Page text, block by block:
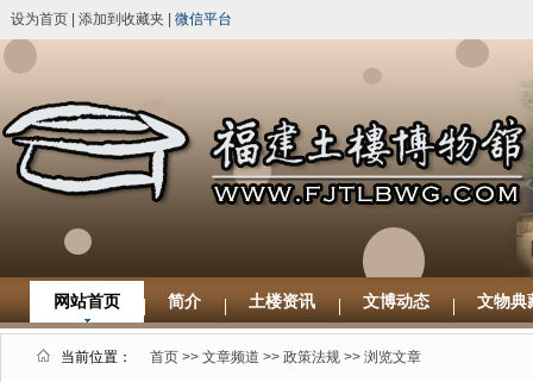
设为首页 添加到收藏夹 微信平台
网站首页 简介 土楼资讯 文博动态 文物典
当前位置： 首页 >> 文章频道 >> 政策法规 >> 浏览文章